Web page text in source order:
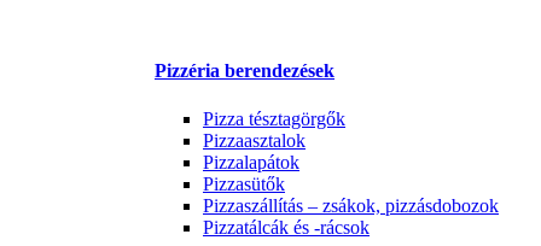
Pizzéria berendezések
Pizza tésztagörgők
Pizzaasztalok
Pizzalapátok
Pizzasütők
Pizzaszállítás – zsákok, pizzásdobozok
Pizzatálcák és -rácsok